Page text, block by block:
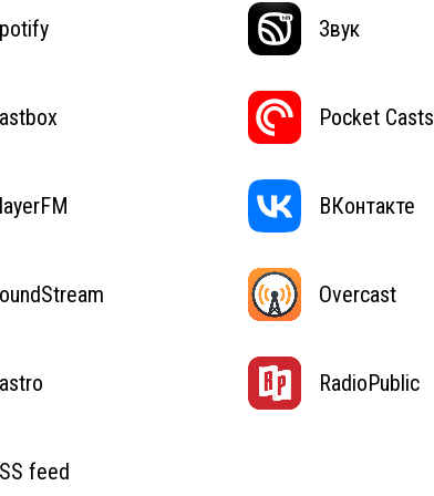
Звук
Pocket Casts
ВКонтакте
Overcast
RadioPublic
feed